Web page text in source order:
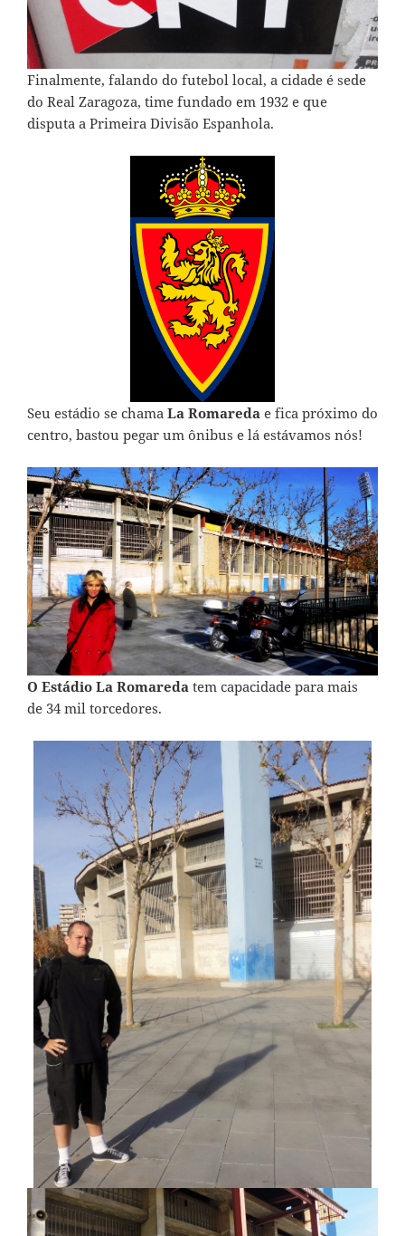
Finalmente, falando do futebol local, a cidade é sede
do Real Zaragoza, time fundado em 1932 e que
disputa a Primeira Divisão Espanhola.
Seu estádio se chama La Romareda e fica próximo do
centro, bastou pegar um ônibus e lá estávamos nós!
O Estádio La Romareda tem capacidade para mais
de 34 mil torcedores.